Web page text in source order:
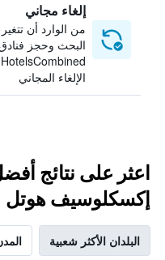
إلغاء مجاني
من الوارد أن
البحث وحجز
الإلغاء المجاني
اعثر على نتائج
إكسكلوسيف هوتل
البلدان الأكثر شعبية